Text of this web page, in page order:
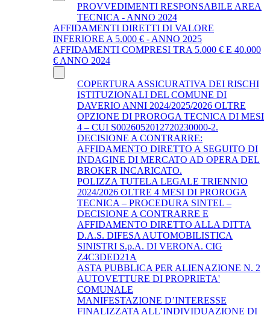
PROVVEDIMENTI RESPONSABILE AREA
TECNICA - ANNO 2024
AFFIDAMENTI DIRETTI DI VALORE
INFERIORE A 5.000 € - ANNO 2025
AFFIDAMENTI COMPRESI TRA 5.000 € E 40.000
€ ANNO 2024
COPERTURA ASSICURATIVA DEI RISCHI
ISTITUZIONALI DEL COMUNE DI
DAVERIO ANNI 2024/2025/2026 OLTRE
OPZIONE DI PROROGA TECNICA DI MESI
4 – CUI S0026052012720230000-2.
DECISIONE A CONTRARRE:
AFFIDAMENTO DIRETTO A SEGUITO DI
INDAGINE DI MERCATO AD OPERA DEL
BROKER INCARICATO.
POLIZZA TUTELA LEGALE TRIENNIO
2024/2026 OLTRE 4 MESI DI PROROGA
TECNICA – PROCEDURA SINTEL –
DECISIONE A CONTRARRE E
AFFIDAMENTO DIRETTO ALLA DITTA
D.A.S. DIFESA AUTOMOBILISTICA
SINISTRI S.p.A. DI VERONA. CIG
Z4C3DED21A
ASTA PUBBLICA PER ALIENAZIONE N. 2
AUTOVETTURE DI PROPRIETA'
COMUNALE
MANIFESTAZIONE D’INTERESSE
FINALIZZATA ALL’INDIVIDUAZIONE DI